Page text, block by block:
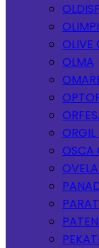
OLIVE
OLMA
OSCA